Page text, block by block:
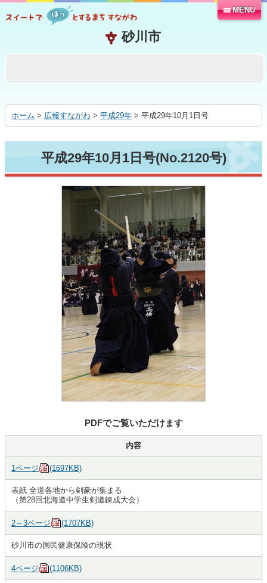
る
MENU
ホーム > 広報すながわ > 平成29年 > 平成29年10月1日号
平成29年10月1日号(No.2120号)
PDFでご覧いただけます
内容
1ページ (1697KB)
表紙 全道各地から剣豪が集まる
（第28回北海道中学生剣道錬成大会）
2～3ページ (1707KB)
砂川市の国民健康保険の現状
4ページ (1106KB)